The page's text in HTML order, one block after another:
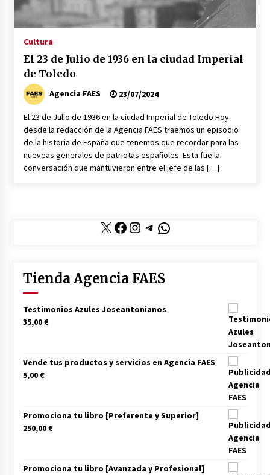
La mujer de Pedro Sánchez a juicio popular se
acerca su prisión
Abascal critica la gestión del Gobierno del
08/06/2026
Feijóo pide a los separatistas que le apoyen en
una moción de censura
02/06/2026
La política española al rojo vivo en la
Pedro Sánchez apoya a Zapatero como líder de
Los socios de Gobierno contra la Ley de
12/01/2026
Nacional por sus vínculos con Nicolás Maduro
09/01/2026
Las charos se manifiestan en Ferraz para
28/04/2024
Irene Montero habla de su sexualidad con
masiva
Cultura
El 23 de Julio de 1936 en la ciudad Imperial
de Toledo
Agencia FAES 23/07/2024
El 23 de Julio de 1936 en la ciudad Imperial de Toledo Hoy
desde la redacción de la Agencia FAES traemos un episodio
de la historia de España que tenemos que recordar para las
nueveas generales de patriotas españoles. Esta fue la
conversación que mantuvieron entre el jefe de las […]
X Facebook
Instagram
Telegram
WhatsApp
Tienda Agencia FAES
Testimonios Azules Joseantonianos
35,00€
Vende tus productos y servicios en Agencia FAES
5,00€
Promociona tu libro [Preferente y Superior]
250,00€
Promociona tu libro [Avanzada y Profesional]